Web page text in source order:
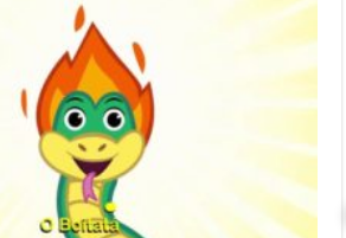
Infantil